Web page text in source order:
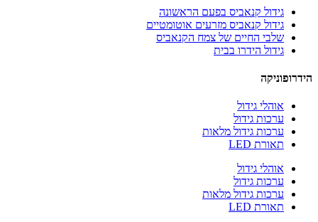
גידול קנאביס בפעם הראשונה
גידול קנאביס מזרעים אוטומטיים
שלבי החיים של צמח הקנאביס
גידול הידרו בבית
הידרופוניקה
אוהלי גידול
ערכות גידול
ערכות גידול מלאות
תאורת LED
אוהלי גידול
ערכות גידול
ערכות גידול מלאות
תאורת LED